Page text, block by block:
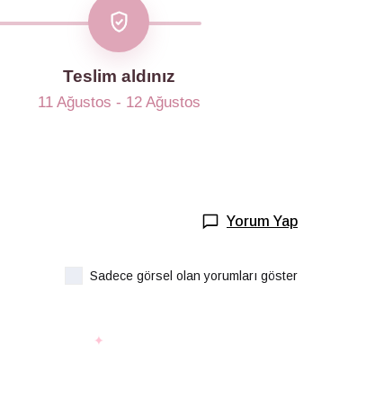
Teslim aldınız
11 Ağustos - 12 Ağustos
Yorum Yap
Sadece görsel olan yorumları göster